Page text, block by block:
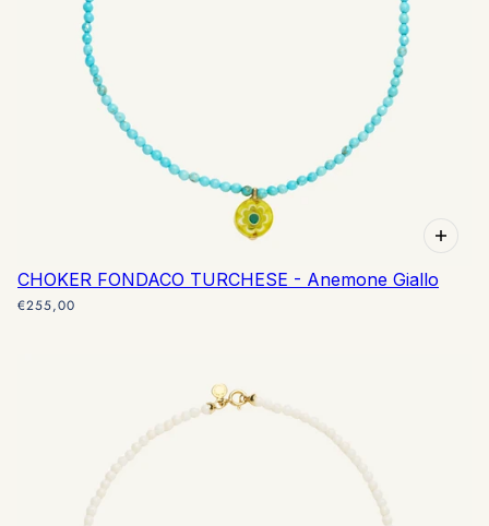
CHOKER FONDACO TURCHESE - Anemone Giallo
€255,00